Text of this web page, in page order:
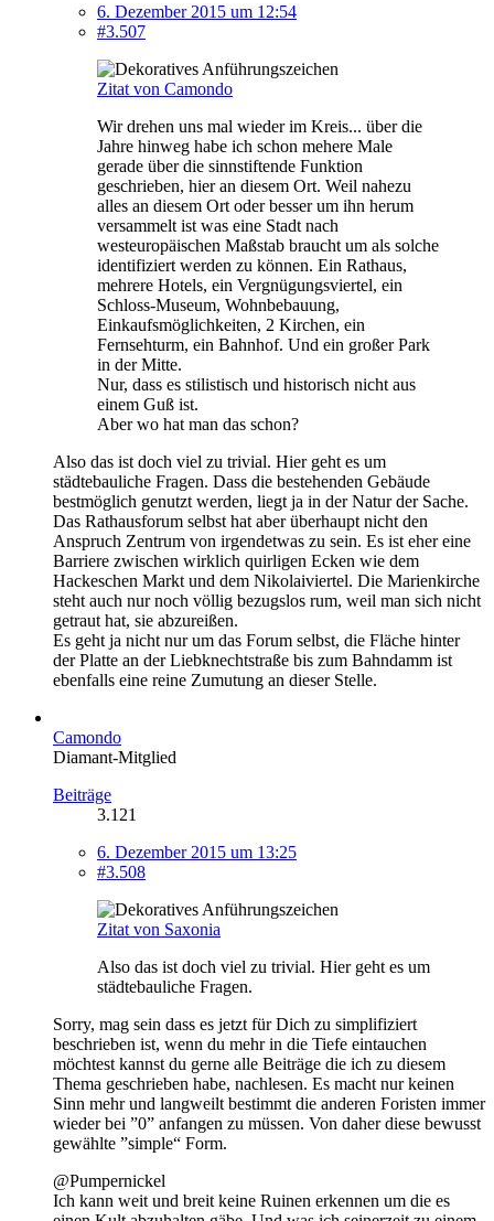
6. Dezember 2015 um 12:54
#3.507
Zitat von Camondo
Wir drehen uns mal wieder im Kreis... über die
Jahre hinweg habe ich schon mehere Male
gerade über die sinnstiftende Funktion
geschrieben, hier an diesem Ort. Weil nahezu
alles an diesem Ort oder besser um ihn herum
versammelt ist was eine Stadt nach
westeuropäischen Maßstab braucht um als solche
identifiziert werden zu können. Ein Rathaus,
mehrere Hotels, ein Vergnügungsviertel, ein
Schloss-Museum, Wohnbebauung,
Einkaufsmöglichkeiten, 2 Kirchen, ein
Fernsehturm, ein Bahnhof. Und ein großer Park
in der Mitte.
Nur, dass es stilistisch und historisch nicht aus
einem Guß ist.
Aber wo hat man das schon?
Also das ist doch viel zu trivial. Hier geht es um
städtebauliche Fragen. Dass die bestehenden Gebäude
bestmöglich genutzt werden, liegt ja in der Natur der Sache.
Das Rathausforum selbst hat aber überhaupt nicht den
Anspruch Zentrum von irgendetwas zu sein. Es ist eher eine
Barriere zwischen wirklich quirligen Ecken wie dem
Hackeschen Markt und dem Nikolaiviertel. Die Marienkirche
steht auch nur noch völlig bezugslos rum, weil man sich nicht
getraut hat, sie abzureißen.
Es geht ja nicht nur um das Forum selbst, die Fläche hinter
der Platte an der Liebknechtstraße bis zum Bahndamm ist
ebenfalls eine reine Zumutung an dieser Stelle.
Camondo
Diamant-Mitglied
Beiträge
3.121
6. Dezember 2015 um 13:25
#3.508
Zitat von Saxonia
Also das ist doch viel zu trivial. Hier geht es um
städtebauliche Fragen.
Sorry, mag sein dass es jetzt für Dich zu simplifiziert
beschrieben ist, wenn du mehr in die Tiefe eintauchen
möchtest kannst du gerne alle Beiträge die ich zu diesem
Thema geschrieben habe, nachlesen. Es macht nur keinen
Sinn mehr und langweilt bestimmt die anderen Foristen immer
wieder bei ”0” anfangen zu müssen. Von daher diese bewusst
gewählte ”simple“ Form.
@Pumpernickel
Ich kann weit und breit keine Ruinen erkennen um die es